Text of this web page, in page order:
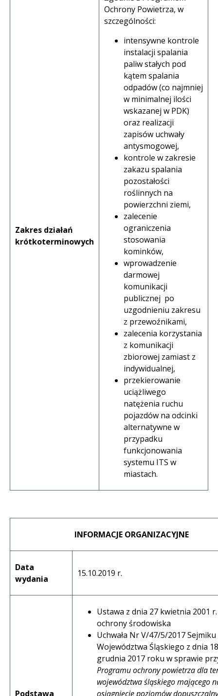
Zakres działań
krótkoterminowych
Ochrony Powietrza, w
szczególności:
intensywne kontrole
instalacji spalania
paliw stałych pod
kątem spalania
odpadów (co najmniej
w minimalnej ilości
wskazanej w PDK)
oraz realizacji
zapisów uchwały
antysmogowej,
kontrole w zakresie
zakazu spalania
pozostałości
roślinnych na
powierzchni ziemi,
zalecenie
ograniczenia
stosowania
kominków,
wprowadzenie
darmowej
komunikacji
publicznej po
uzgodnieniu zakresu
z przewoźnikami,
zalecenia korzystania
z komunikacji
zbiorowej zamiast z
indywidualnej,
przekierowanie
uciążliwego
natężenia ruchu
pojazdów na odcinki
alternatywne w
przypadku
funkcjonowania
systemu ITS w
miastach.
INFORMACJE ORGANIZACYJNE
Data
wydania
15.10.2019 r.
Podstawa
Ustawa z dnia 27 kwietnia 2001
ochrony środowiska
Uchwała Nr V/47/5/2017 Sejmiku
Województwa Śląskiego z dnia 18
grudnia 2017 roku w sprawie
Programu ochrony powietrza dla
województwa śląskiego mającego
osiągnięcie poziomów